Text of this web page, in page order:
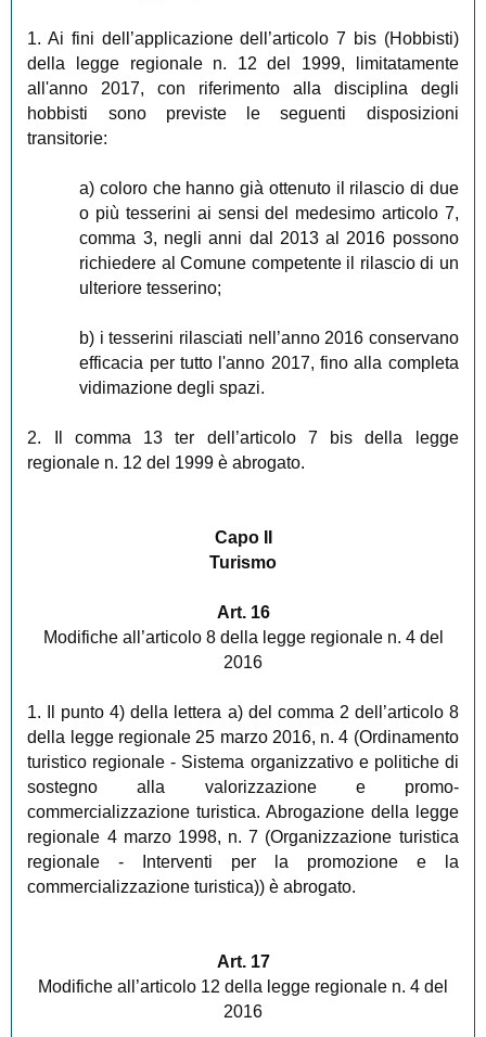
1. Ai fini dell’applicazione dell’articolo 7 bis (Hobbisti)
della legge regionale n. 12 del 1999, limitatamente
all'anno 2017, con riferimento alla disciplina degli
hobbisti sono previste le seguenti disposizioni
transitorie:
a) coloro che hanno già ottenuto il rilascio di due
o più tesserini ai sensi del medesimo articolo 7,
comma 3, negli anni dal 2013 al 2016 possono
richiedere al Comune competente il rilascio di un
ulteriore tesserino;
b) i tesserini rilasciati nell’anno 2016 conservano
efficacia per tutto l'anno 2017, fino alla completa
vidimazione degli spazi.
2. Il comma 13 ter dell’articolo 7 bis della legge
regionale n. 12 del 1999 è abrogato.
Capo II
Turismo
Art. 16
Modifiche all’articolo 8 della legge regionale n. 4 del
2016
1. Il punto 4) della lettera a) del comma 2 dell’articolo 8
della legge regionale 25 marzo 2016, n. 4 (Ordinamento
turistico regionale - Sistema organizzativo e politiche di
sostegno alla valorizzazione e promo-
commercializzazione turistica. Abrogazione della legge
regionale 4 marzo 1998, n. 7 (Organizzazione turistica
regionale - Interventi per la promozione e la
commercializzazione turistica)) è abrogato.
Art. 17
Modifiche all’articolo 12 della legge regionale n. 4 del
2016